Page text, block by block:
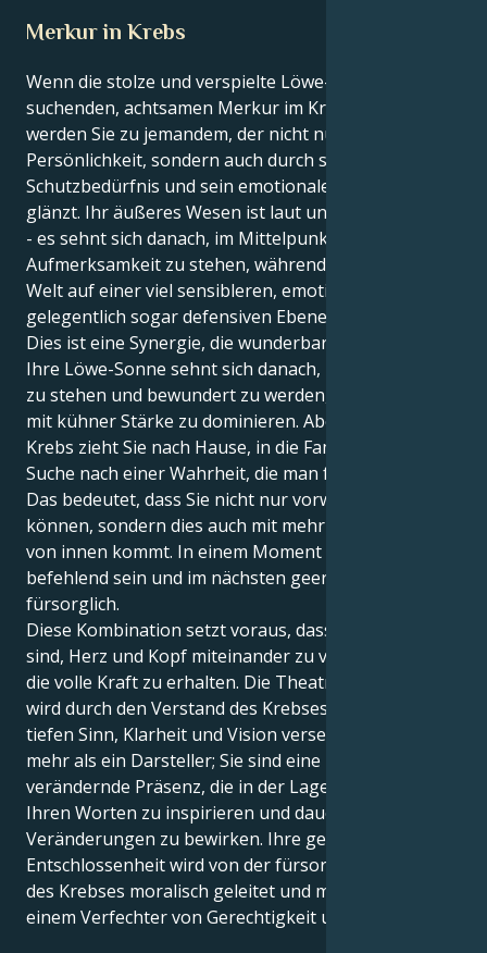
Merkur in Krebs
Wenn die stolze und verspielte Löwe-Sonne auf den
suchenden, achtsamen Merkur im Krebs trifft,
werden Sie zu jemandem, der nicht nur durch seine
Persönlichkeit, sondern auch durch sein starkes
Schutzbedürfnis und sein emotionales Zentrum
glänzt. Ihr äußeres Wesen ist laut und selbstbewusst
- es sehnt sich danach, im Mittelpunkt der
Aufmerksamkeit zu stehen, während Ihre innere
Welt auf einer viel sensibleren, emotionalen,
gelegentlich sogar defensiven Ebene funktioniert.
Dies ist eine Synergie, die wunderbar funktioniert.
Ihre Löwe-Sonne sehnt sich danach, im Rampenlicht
zu stehen und bewundert zu werden, zu führen und
mit kühner Stärke zu dominieren. Aber Ihr Merkur im
Krebs zieht Sie nach Hause, in die Familie und auf die
Suche nach einer Wahrheit, die man festhalten kann.
Das bedeutet, dass Sie nicht nur vorwärts stürmen
können, sondern dies auch mit mehr Absicht tun, die
von innen kommt. In einem Moment können Sie
befehlend sein und im nächsten geerdet und
fürsorglich.
Diese Kombination setzt voraus, dass Sie in der Lage
sind, Herz und Kopf miteinander zu verbinden, um
die volle Kraft zu erhalten. Die Theatralik des Löwen
wird durch den Verstand des Krebses mit einem
tiefen Sinn, Klarheit und Vision versehen. Sie sind
mehr als ein Darsteller; Sie sind eine lebendige,
verändernde Präsenz, die in der Lage ist, andere mit
Ihren Worten zu inspirieren und dauerhafte
Veränderungen zu bewirken. Ihre geduldige
Entschlossenheit wird von der fürsorglichen Natur
des Krebses moralisch geleitet und macht Sie zu
einem Verfechter von Gerechtigkeit und Wahrheit.